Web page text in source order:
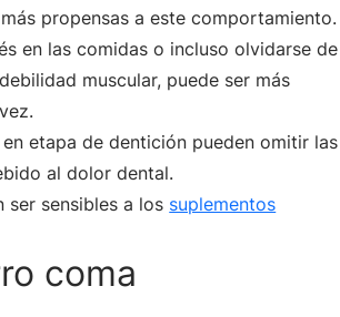
propensas a este comportamiento.
en las comidas o incluso olvidarse de
muscular, puede ser más
etapa de dentición pueden omitir las
al dolor dental.
ser sensibles a los suplementos
coma